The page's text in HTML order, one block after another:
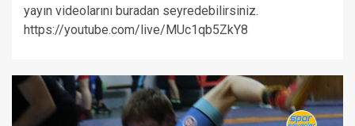
yayın videolarını buradan seyredebilirsiniz.
https://youtube.com/live/MUc1qb5ZkY8